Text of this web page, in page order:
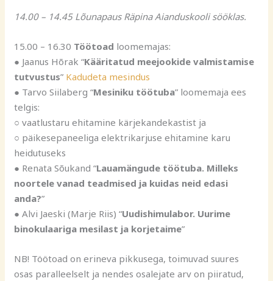
14.00 – 14.45 Lõunapaus Räpina Aianduskooli sööklas.
15.00 – 16.30 Töötoad loomemajas:
● Jaanus Hõrak “Kääritatud meejookide valmistamise
tutvustus” Kadudeta mesindus
● Tarvo Siilaberg “Mesiniku töötuba” loomemaja ees
telgis:
○ vaatlustaru ehitamine kärjekandekastist ja
○ päikesepaneeliga elektrikarjuse ehitamine karu
heidutuseks
● Renata Sõukand “Lauamängude töötuba. Milleks
noortele vanad teadmised ja kuidas neid edasi
anda?”
● Alvi Jaeski (Marje Riis) “Uudishimulabor. Uurime
binokulaariga mesilast ja korjetaime”
NB! Töötoad on erineva pikkusega, toimuvad suures
osas paralleelselt ja nendes osalejate arv on piiratud,